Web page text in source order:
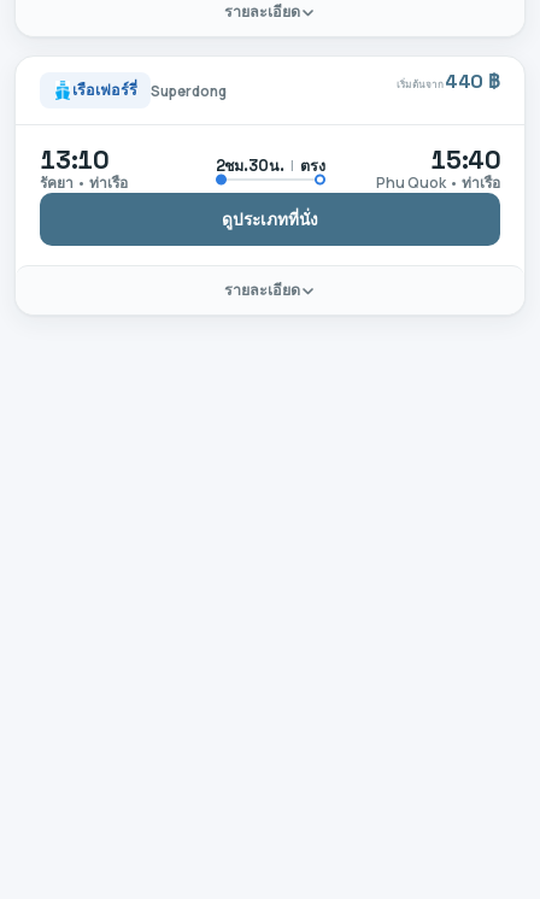
รายละเอียด
เรือเฟอร์รี่ Superdong เริ่มต้นจาก440 ฿
13:10
รัคยา • ท่าเรือ
2ชม.30น. | ตรง 15:40
Phu Quok • ท่าเรือ
ดูประเภทที่นั่ง
รายละเอียด